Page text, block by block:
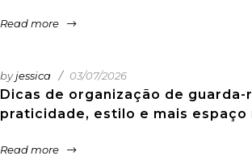
Read more
Dicas de organização de guarda-
praticidade, estilo e mais espaço
byjessica 03/07/2026
Read more